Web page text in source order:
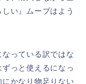
い』ムーブはよう
っている訳ではな
っと使えるになっ
かなり物足りない